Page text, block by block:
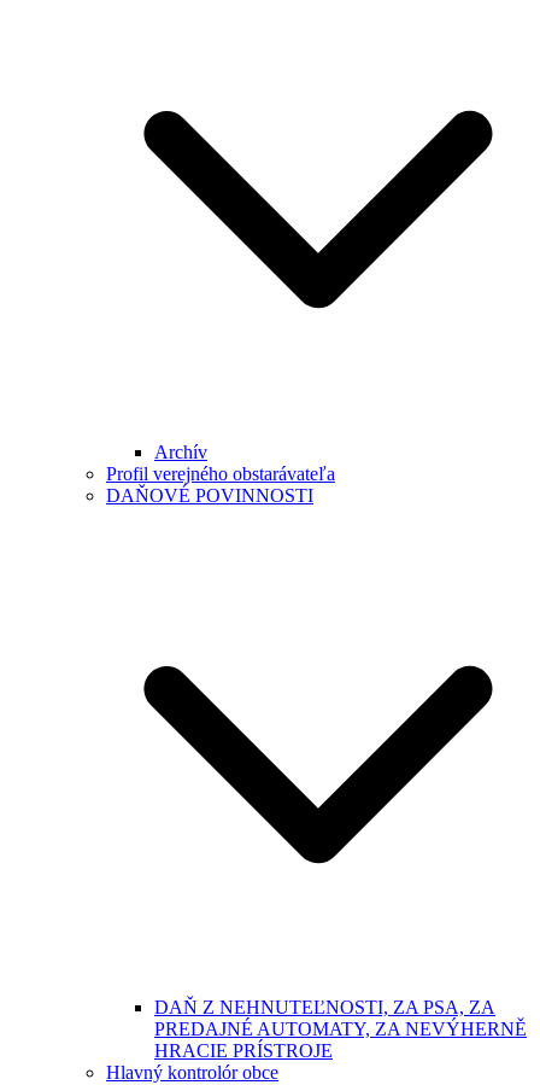
Archív
Profil verejného obstarávateľa
DAŇOVÉ POVINNOSTI
DAŇ Z NEHNUTEĽNOSTI, ZA PSA, ZA
PREDAJNÉ AUTOMATY, ZA NEVÝHERNĚ
HRACIE PRÍSTROJE
Hlavný kontrolór obce